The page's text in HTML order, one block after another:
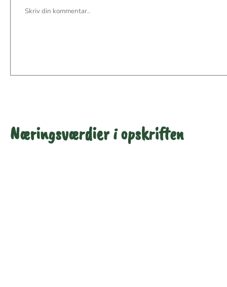
Næringsværdier i opskriften